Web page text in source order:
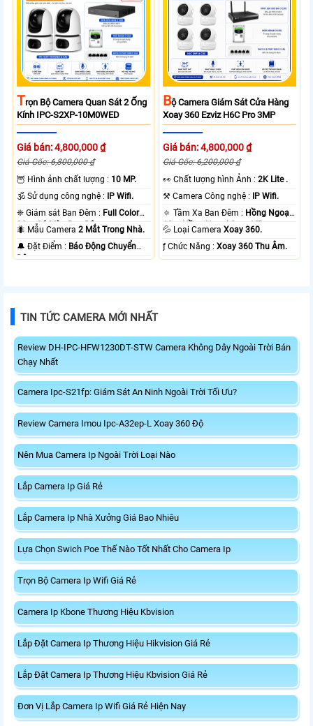
TRọn Bộ Camera Quan Sát 2 Ống
Kính IPC-S2XP-10M0WED
Giá bán: 4,800,000 ₫
Giá Gốc: 6,800,000 ₫
🦉 Hình ảnh chất lượng : 10 MP.
🕉️ Sử dụng công nghệ :
IP Wifi.
❈ Giám sát Ban Đêm : Full Color
20m Có Màu Ban Ðêm.
🐜 Mẫu Camera2 Mắt Trong Nhà.
️🔔 Đặt Điểm : Báo Động Chuyển
Động.
BỘ Camera Giám Sát Cửa Hàng
Xoay 360 Ezviz H6C Pro 3MP
Giá bán: 4,800,000 ₫
Giá Gốc: 6,200,000 ₫
️👀 Chất lượng hình Ảnh :2K Lite .
⚒ Camera Công nghệ :
IP Wifi.
🔅 Tầm Xa Ban Đêm : Hồng Ngoại
10m Hồng Ngoại Smart IR.
💦 Loại CameraXoay 360.
️ƒ Chức Năng :Xoay 360 Thu Âm.
TIN TỨC CAMERA MỚI NHẤT
Review DH-IPC-HFW1230DT-STW Camera Không Dây Ngoài Trời Bán
Chạy Nhất
Camera Ipc-S21fp: Giám Sát An Ninh Ngoài Trời Tối Ưu?
Review Camera Imou Ipc-A32ep-L Xoay 360 Độ
Nên Mua Camera Ip Ngoài Trời Loại Nào
Lắp Camera Ip Giá Rẻ
Lắp Camera Ip Nhà Xưởng Giá Bao Nhiêu
Lựa Chọn Swich Poe Thế Nào Tốt Nhất Cho Camera Ip
Trọn Bộ Camera Ip Wifi Giá Rẻ
Camera Ip Kbone Thương Hiệu Kbvision
Lắp Đặt Camera Ip Thương Hiệu Hikvision Giá Rẻ
Lắp Đặt Camera Ip Thương Hiệu Kbvision Giá Rẻ
Đơn Vị Lắp Camera Ip Wifi Giá Rẻ Hiện Nay